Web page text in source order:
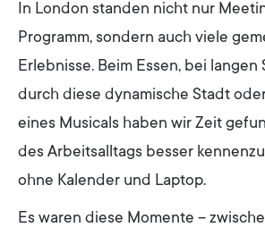
In London standen nicht nur
Programm, sondern auch viele
Erlebnisse. Beim Essen, bei langen
durch diese dynamische Stadt
eines Musicals haben wir Zeit
des Arbeitsalltags besser
ohne Kalender und Laptop.
Es waren diese Momente –